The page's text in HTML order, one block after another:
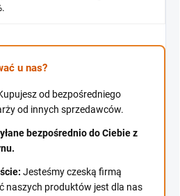
u nas?
od bezpośredniego
od innych sprzedawców.
bezpośrednio do Ciebie z
Jesteśmy czeską firmą
naszych produktów jest dla nas